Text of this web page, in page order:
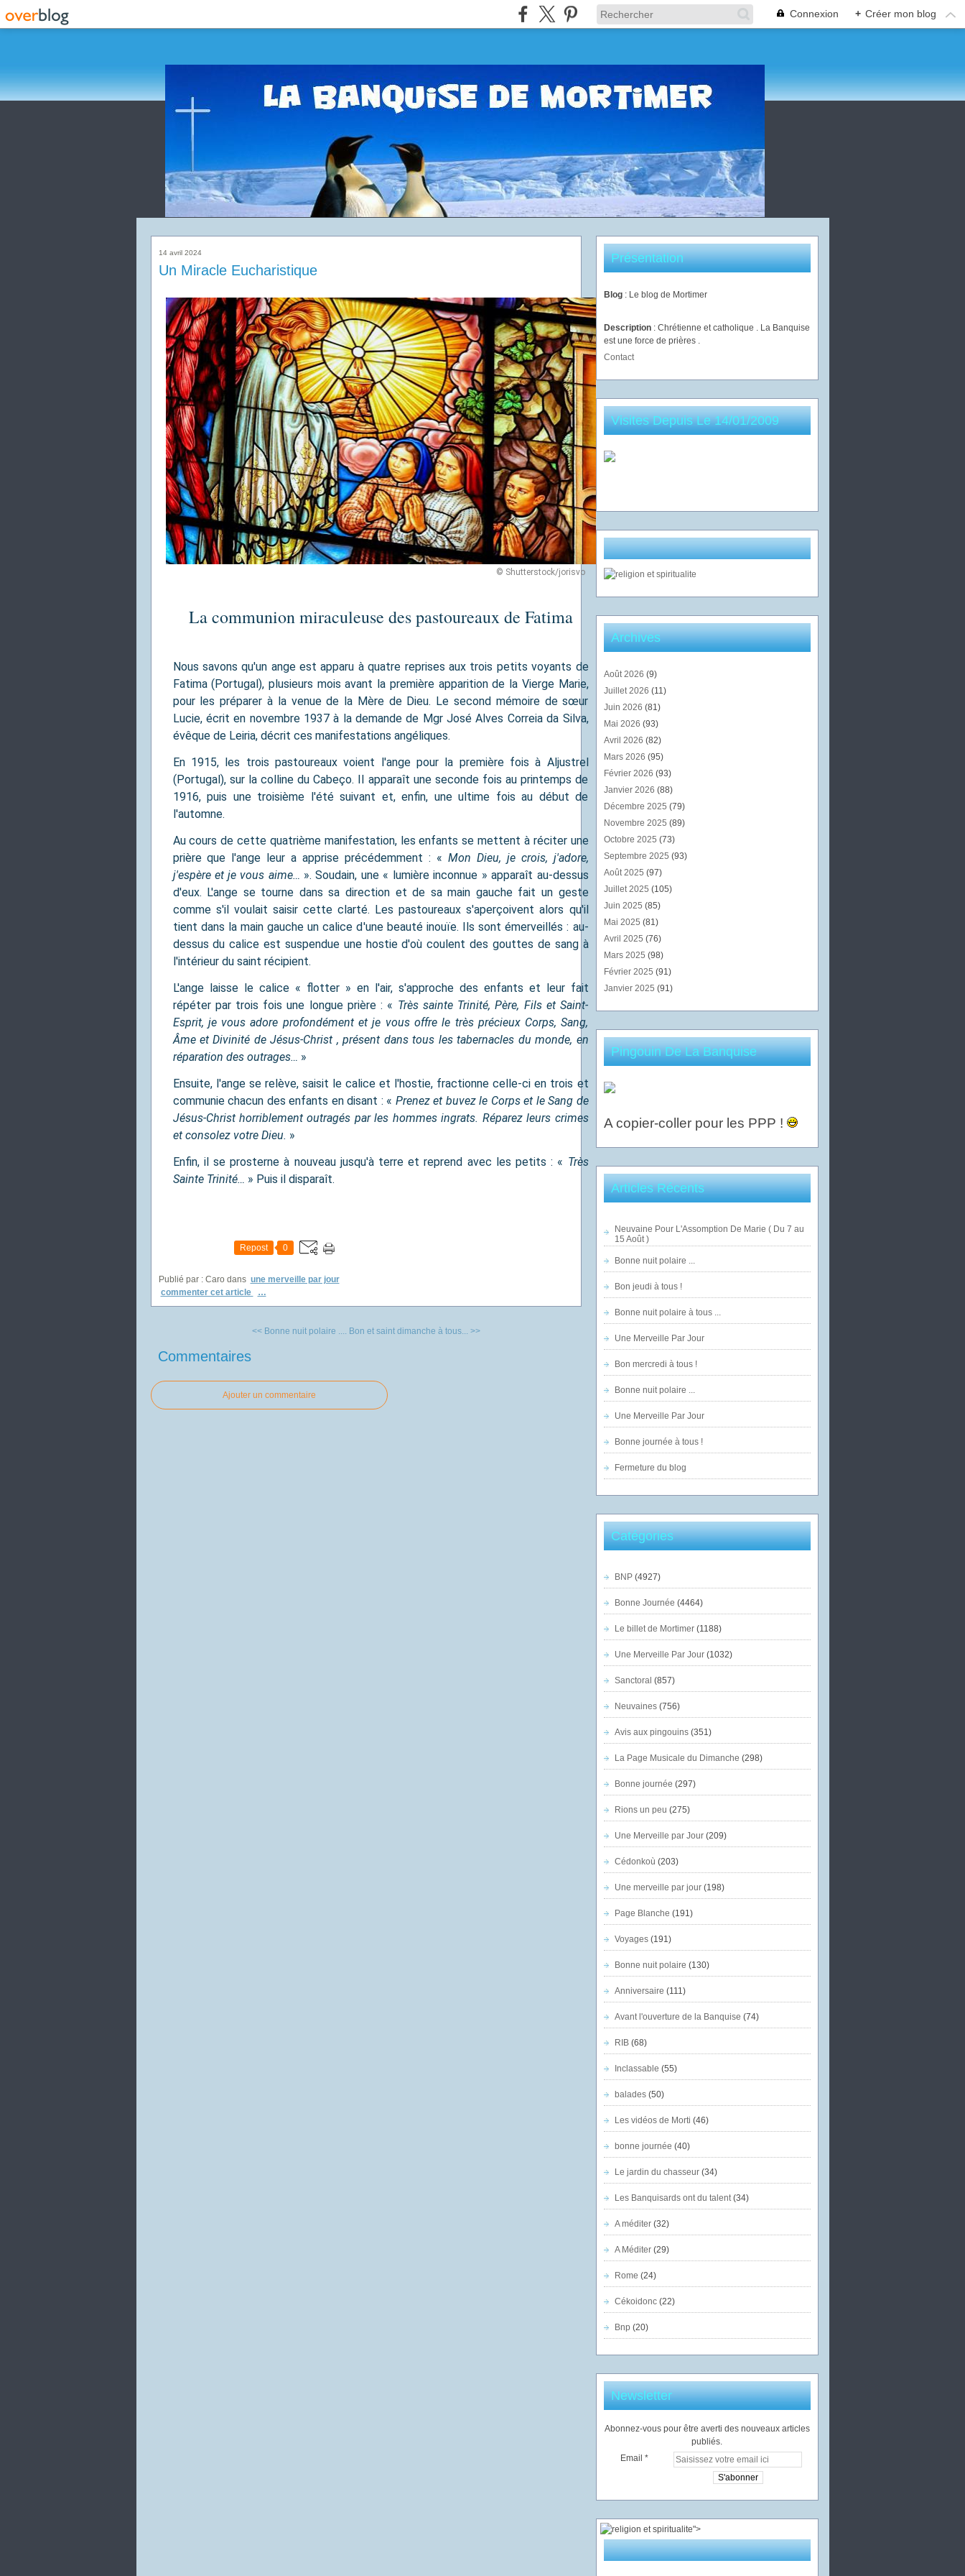
Connexion + Créer mon blog
14 avril 2024
Un Miracle Eucharistique
© Shutterstock/jorisvo
La communion miraculeuse des pastoureaux de Fatima
Nous savons qu'un ange est apparu à quatre reprises aux trois petits voyants de
Fatima (Portugal), plusieurs mois avant la première apparition de la Vierge Marie,
pour les préparer à la venue de la Mère de Dieu. Le second mémoire de sœur
Lucie, écrit en novembre 1937 à la demande de Mgr José Alves Correia da Silva,
évêque de Leiria, décrit ces manifestations angéliques.
En 1915, les trois pastoureaux voient l'ange pour la première fois à Aljustrel
(Portugal), sur la colline du Cabeço. Il apparaît une seconde fois au printemps de
1916, puis une troisième l'été suivant et, enfin, une ultime fois au début de
l'automne.
Au cours de cette quatrième manifestation, les enfants se mettent à réciter une
prière que l'ange leur a apprise précédemment : « Mon Dieu, je crois, j'adore,
j'espère et je vous aime… ». Soudain, une « lumière inconnue » apparaît au-dessus
d'eux. L'ange se tourne dans sa direction et de sa main gauche fait un geste
comme s'il voulait saisir cette clarté. Les pastoureaux s'aperçoivent alors qu'il
tient dans la main gauche un calice d'une beauté inouïe. Ils sont émerveillés : au-
dessus du calice est suspendue une hostie d'où coulent des gouttes de sang à
l'intérieur du saint récipient.
L'ange laisse le calice « flotter » en l'air, s'approche des enfants et leur fait
répéter par trois fois une longue prière : « Très sainte Trinité, Père, Fils et Saint-
Esprit, je vous adore profondément et je vous offre le très précieux Corps, Sang,
Âme et Divinité de Jésus-Christ , présent dans tous les tabernacles du monde, en
réparation des outrages… »
Ensuite, l'ange se relève, saisit le calice et l'hostie, fractionne celle-ci en trois et
communie chacun des enfants en disant : « Prenez et buvez le Corps et le Sang de
Jésus-Christ horriblement outragés par les hommes ingrats. Réparez leurs crimes
et consolez votre Dieu. »
Enfin, il se prosterne à nouveau jusqu'à terre et reprend avec les petits : « Très
Sainte Trinité… » Puis il disparaît.
Repost 0
Publié par : Caro dans une merveille par jour
commenter cet article
…
<< Bonne nuit polaire .... Bon et saint dimanche à tous... >>
Commentaires
Ajouter un commentaire
Présentation
Blog : Le blog de Mortimer
Description : Chrétienne et catholique . La Banquise
est une force de prières .
Contact
Visites Depuis Le 14/01/2009
Archives
Août 2026 (9)
Juillet 2026 (11)
Juin 2026 (81)
Mai 2026 (93)
Avril 2026 (82)
Mars 2026 (95)
Février 2026 (93)
Janvier 2026 (88)
Décembre 2025 (79)
Novembre 2025 (89)
Octobre 2025 (73)
Septembre 2025 (93)
Août 2025 (97)
Juillet 2025 (105)
Juin 2025 (85)
Mai 2025 (81)
Avril 2025 (76)
Mars 2025 (98)
Février 2025 (91)
Janvier 2025 (91)
Pingouin De La Banquise
A copier-coller pour les PPP !
Articles Récents
Neuvaine Pour L'Assomption De Marie ( Du 7 au
15 Août )
Bonne nuit polaire ...
Bon jeudi à tous !
Bonne nuit polaire à tous ...
Une Merveille Par Jour
Bon mercredi à tous !
Bonne nuit polaire ...
Une Merveille Par Jour
Bonne journée à tous !
Fermeture du blog
Catégories
BNP(4927)
Bonne Journée (4464)
Le billet de Mortimer(1188)
Une Merveille Par Jour(1032)
Sanctoral (857)
Neuvaines(756)
Avis aux pingouins(351)
La Page Musicale du Dimanche (298)
Bonne journée (297)
Rions un peu (275)
Une Merveille par Jour(209)
Cédonkoù (203)
Une merveille par jour(198)
Page Blanche (191)
Voyages(191)
Bonne nuit polaire (130)
Anniversaire (111)
Avant l'ouverture de la Banquise (74)
RIB(68)
Inclassable (55)
balades(50)
Les vidéos de Morti (46)
bonne journée (40)
Le jardin du chasseur(34)
Les Banquisards ont du talent(34)
A méditer(32)
A Méditer(29)
Rome (24)
Cékoidonc(22)
Bnp (20)
Newsletter
Abonnez-vous pour être averti des nouveaux articles
publiés.
Email
">